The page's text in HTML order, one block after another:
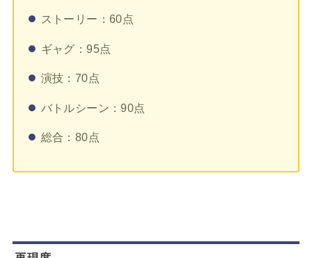
ストーリー：60点
ギャグ：95点
演技：70点
バトルシーン：90点
総合：80点